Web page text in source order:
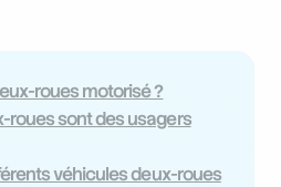
roues motorisé ?
roues sont des usagers
véhicules deux-roues